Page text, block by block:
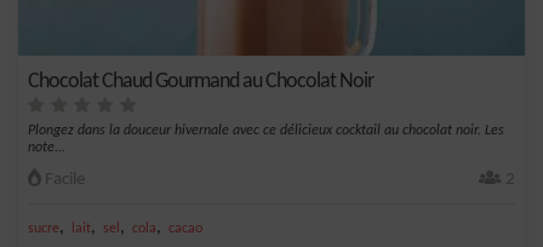
Chocolat Chaud Gourmand au Chocolat Noir
Plongez dans la douceur hivernale avec ce délicieux cocktail au chocolat noir. Les
note...
Facile 2
sucre, lait, sel , cola, cacao